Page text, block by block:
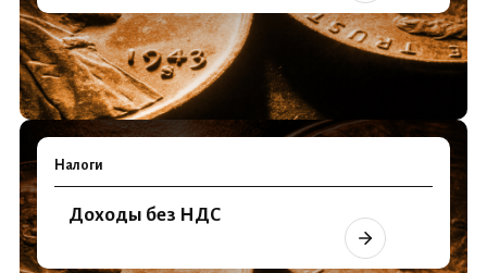
Налоги
Доходы без НДС